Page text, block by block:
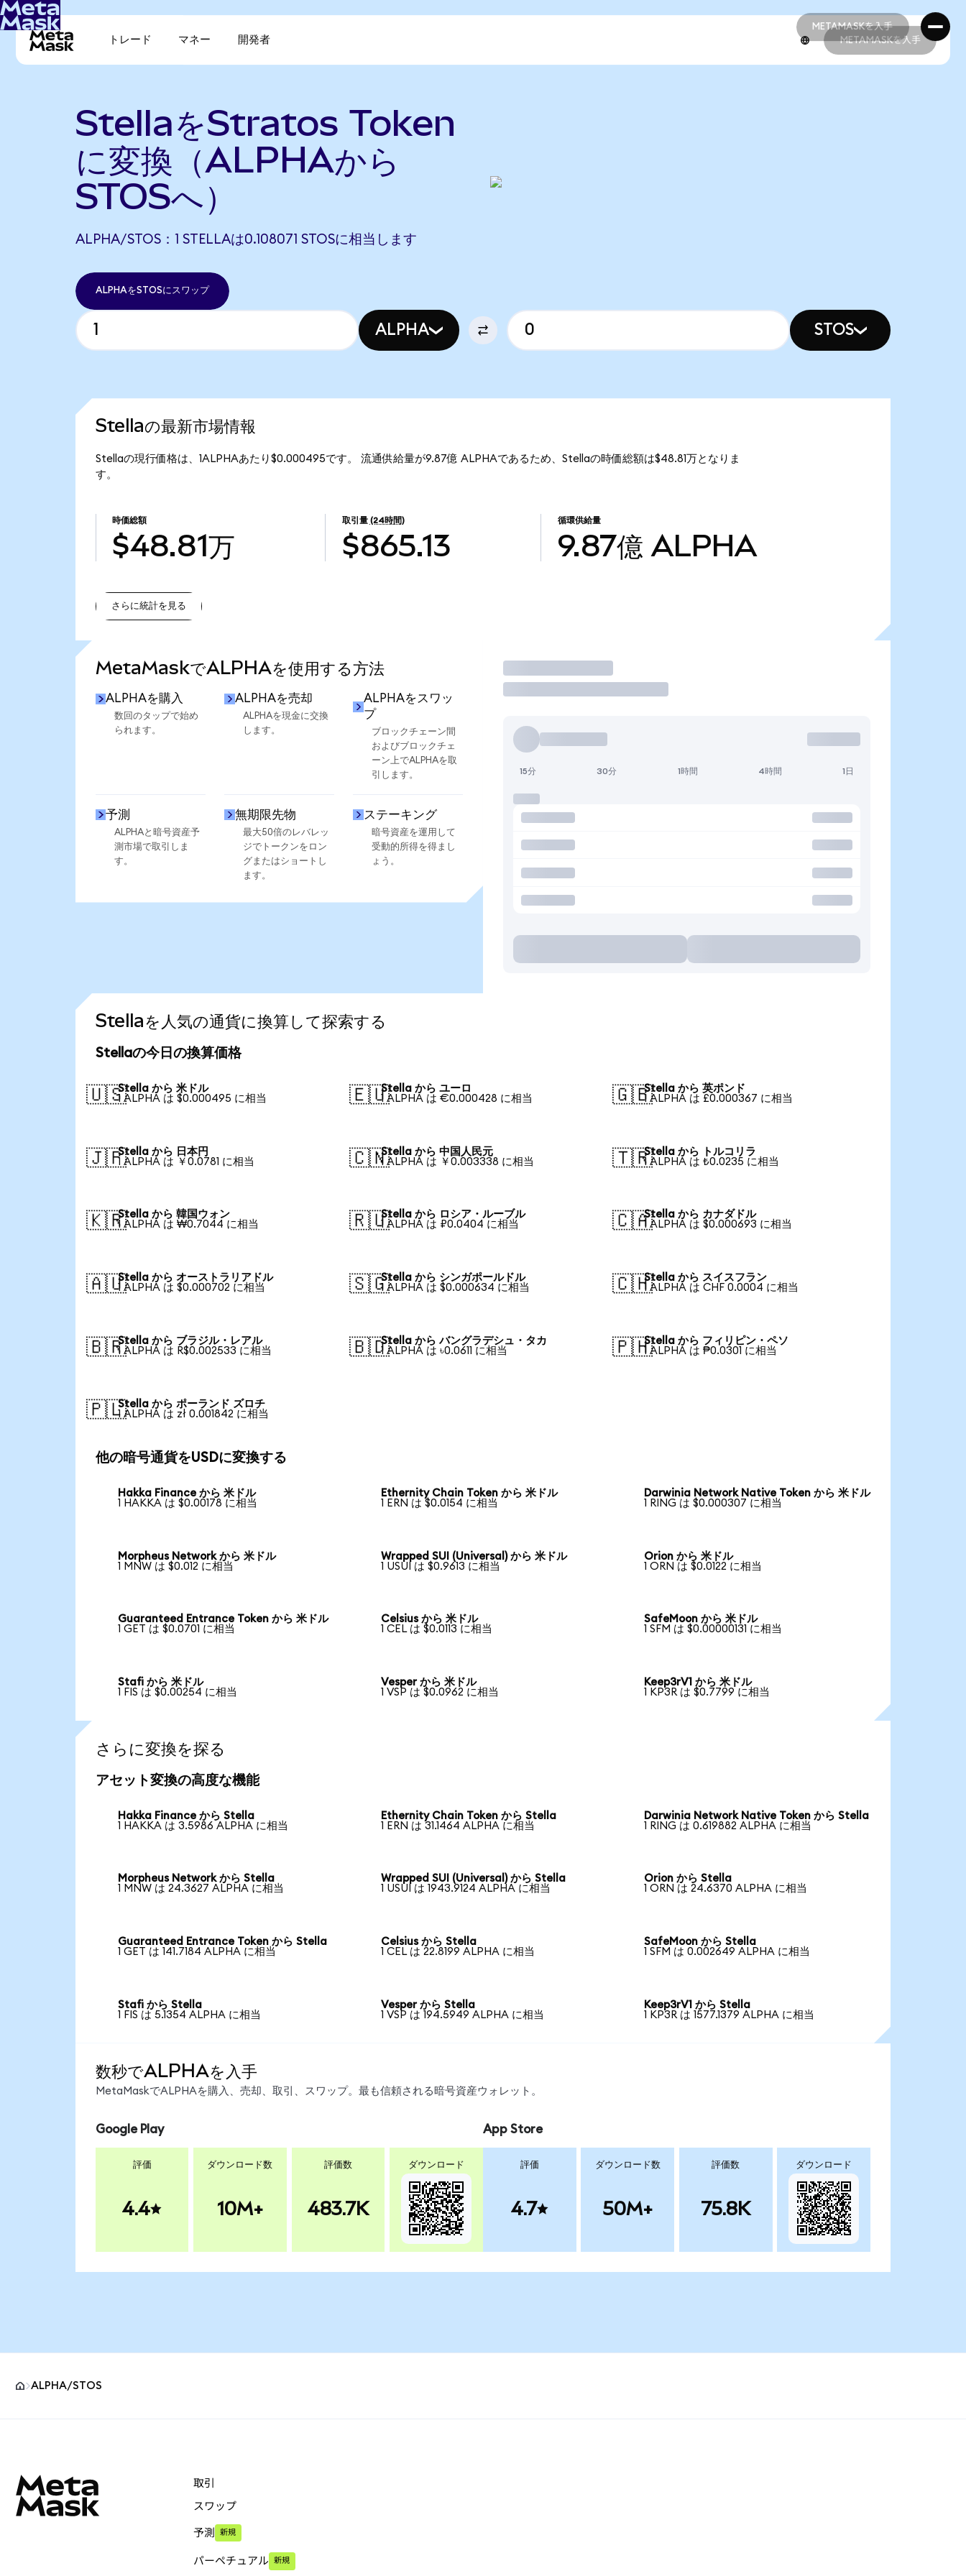
METAMASKを入手
METAMASKを入手
トレード マネー 開発者 METAMASKを入手
StellaをStratos Token
に変換（ALPHAから
STOSへ）
ALPHA/STOS：1 STELLAは0.108071 STOSに相当します
ALPHAをSTOSにスワップ
ALPHA STOS
Stellaの最新市場情報
Stellaの現行価格は、1ALPHAあたり$0.000495です。 流通供給量が9.87億 ALPHAであるため、Stellaの時価総額は$48.81万となりま
す。
時価総額
$48.81万
取引量 (24時間)
$865.13
循環供給量
9.87億 ALPHA
さらに統計を見る
MetaMaskでALPHAを使用する方法
ALPHAを購入
数回のタップで始め
られます。
ALPHAを売却
ALPHAを現金に交換
します。
ALPHAをスワッ
プ
ブロックチェーン間
およびブロックチェ
ーン上でALPHAを取
引します。
予測
ALPHAと暗号資産予
測市場で取引しま
す。
無期限先物
最大50倍のレバレッ
ジでトークンをロン
グまたはショートし
ます。
ステーキング
暗号資産を運用して
受動的所得を得まし
ょう。
取引
15分 30分 1時間 4時間 1日
Stellaを人気の通貨に換算して探索する
Stellaの今日の換算価格
🇺🇸Stella から 米ドル
1 ALPHA は $0.000495 に相当
🇪🇺Stella から ユーロ
1 ALPHA は €0.000428 に相当
🇬🇧Stella から 英ポンド
1 ALPHA は £0.000367 に相当
🇯🇵Stella から 日本円
1 ALPHA は ￥0.0781 に相当
🇨🇳Stella から 中国人民元
1 ALPHA は ￥0.003338 に相当
🇹🇷Stella から トルコリラ
1 ALPHA は ₺0.0235 に相当
🇰🇷Stella から 韓国ウォン
1 ALPHA は ₩0.7044 に相当
🇷🇺Stella から ロシア・ルーブル
1 ALPHA は ₽0.0404 に相当
🇨🇦Stella から カナダドル
1 ALPHA は $0.000693 に相当
🇦🇺Stella から オーストラリアドル
1 ALPHA は $0.000702 に相当
🇸🇬Stella から シンガポールドル
1 ALPHA は $0.000634 に相当
🇨🇭Stella から スイスフラン
1 ALPHA は CHF 0.0004 に相当
🇧🇷Stella から ブラジル・レアル
1 ALPHA は R$0.002533 に相当
🇧🇩Stella から バングラデシュ・タカ
1 ALPHA は ৳0.0611 に相当
🇵🇭Stella から フィリピン・ペソ
1 ALPHA は ₱0.0301 に相当
🇵🇱Stella から ポーランド ズロチ
1 ALPHA は zł 0.001842 に相当
他の暗号通貨をUSDに変換する
Hakka Finance から 米ドル
1 HAKKA は $0.00178 に相当
Ethernity Chain Token から 米ドル
1 ERN は $0.0154 に相当
Darwinia Network Native Token から 米ドル
1 RING は $0.000307 に相当
Morpheus Network から 米ドル
1 MNW は $0.012 に相当
Wrapped SUI (Universal) から 米ドル
1 USUI は $0.9613 に相当
Orion から 米ドル
1 ORN は $0.0122 に相当
Guaranteed Entrance Token から 米ドル
1 GET は $0.0701 に相当
Celsius から 米ドル
1 CEL は $0.0113 に相当
SafeMoon から 米ドル
1 SFM は $0.00000131 に相当
Stafi から 米ドル
1 FIS は $0.00254 に相当
Vesper から 米ドル
1 VSP は $0.0962 に相当
Keep3rV1 から 米ドル
1 KP3R は $0.7799 に相当
さらに変換を探る
アセット変換の高度な機能
Hakka Finance から Stella
1 HAKKA は 3.5986 ALPHA に相当
Ethernity Chain Token から Stella
1 ERN は 31.1464 ALPHA に相当
Darwinia Network Native Token から Stella
1 RING は 0.619882 ALPHA に相当
Morpheus Network から Stella
1 MNW は 24.3627 ALPHA に相当
Wrapped SUI (Universal) から Stella
1 USUI は 1943.9124 ALPHA に相当
Orion から Stella
1 ORN は 24.6370 ALPHA に相当
Guaranteed Entrance Token から Stella
1 GET は 141.7184 ALPHA に相当
Celsius から Stella
1 CEL は 22.8199 ALPHA に相当
SafeMoon から Stella
1 SFM は 0.002649 ALPHA に相当
Stafi から Stella
1 FIS は 5.1354 ALPHA に相当
Vesper から Stella
1 VSP は 194.5949 ALPHA に相当
Keep3rV1 から Stella
1 KP3R は 1577.1379 ALPHA に相当
数秒でALPHAを入手
MetaMaskでALPHAを購入、売却、取引、スワップ。最も信頼される暗号資産ウォレット。
Google Play
評価
4.4
ダウンロード数
10M+
評価数
483.7K
ダウンロード
App Store
評価
4.7
ダウンロード数
50M+
評価数
75.8K
ダウンロード
ALPHA/STOS
取引
スワップ
予測 新規
パーペチュアル 新規